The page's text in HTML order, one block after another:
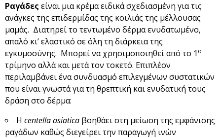
Ραγάδες είναι μια κρέμα ειδικά σχεδιασμένη για τις
ανάγκες της επιδερμίδας της κοιλιάς της μέλλουσας
μαμάς. Διατηρεί το τεντωμένο δέρμα ενυδατωμένο,
απαλό κι’ ελαστικό σε όλη τη διάρκεια της
εγκυμοσύνης. Μπορεί να χρησιμοποιηθεί από το 1 ο
τρίμηνο αλλά και μετά τον τοκετό. Επιπλέον
περιλαμβάνει ένα συνδυασμό επιλεγμένων συστατικών
που είναι γνωστά για τη θρεπτική και ενυδατική τους
δράση στο δέρμα:
H centellaasiatica βοηθάει στη μείωση της εμφάνισης
ραγάδων καθώς διεγείρει την παραγωγή ινών